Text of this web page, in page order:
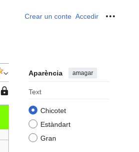
Crear un conte Accedir
Aparència amagar
Text
Chicotet
Estàndart
Gran
Esta
protegida